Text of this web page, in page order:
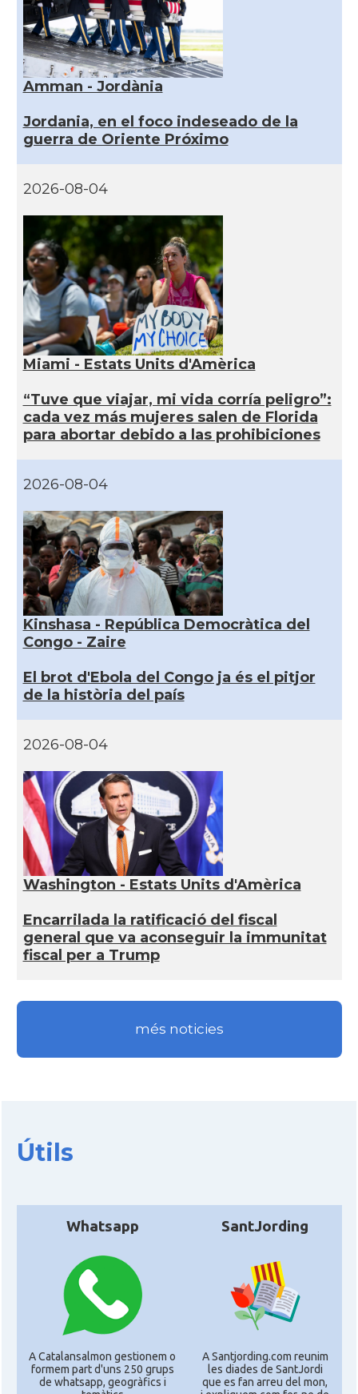
Amman - Jordània
Jordania, en el foco indeseado de la
guerra de Oriente Próximo
2026-08-04
Miami - Estats Units d'Amèrica
“Tuve que viajar, mi vida corría peligro”:
cada vez más mujeres salen de Florida
para abortar debido a las prohibiciones
2026-08-04
Kinshasa - República Democràtica del
Congo - Zaire
El brot d'Ebola del Congo ja és el pitjor
de la història del país
2026-08-04
Washington - Estats Units d'Amèrica
Encarrilada la ratificació del fiscal
general que va aconseguir la immunitat
fiscal per a Trump
més noticies
Útils
Whatsapp
A Catalansalmon gestionem o
formem part d'uns 250 grups
de whatsapp, geogràfics i
SantJording
A Santjording.com reunim
les diades de SantJordi
que es fan arreu del mon,